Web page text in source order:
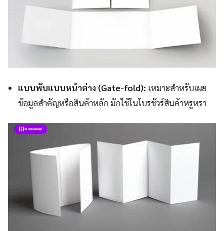
แบบพับแบบหน้าต่าง (Gate-fold): เหมาะสำหรับเผย
ข้อมูลสำคัญหรือสินค้าหลัก มักใช้ในโบรชัวร์สินค้าหรูหรา